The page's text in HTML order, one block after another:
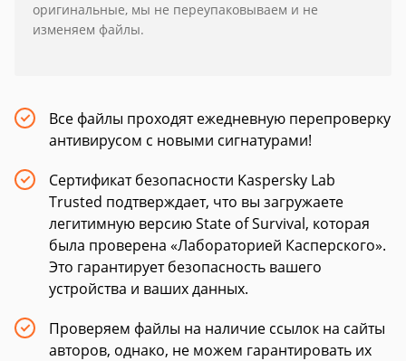
оригинальные, мы не переупаковываем и не
изменяем файлы.
Все файлы проходят ежедневную перепроверку
антивирусом с новыми сигнатурами!
Сертификат безопасности Kaspersky Lab
Trusted подтверждает, что вы загружаете
легитимную версию State of Survival, которая
была проверена «Лабораторией Касперского».
Это гарантирует безопасность вашего
устройства и ваших данных.
Проверяем файлы на наличие ссылок на сайты
авторов, однако, не можем гарантировать их